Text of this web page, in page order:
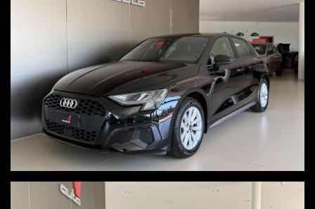
PER INFO UGO 3664236556 - LUCA 3383597785